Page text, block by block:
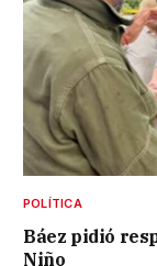
POLÍTICA
Báez pidió
Niño